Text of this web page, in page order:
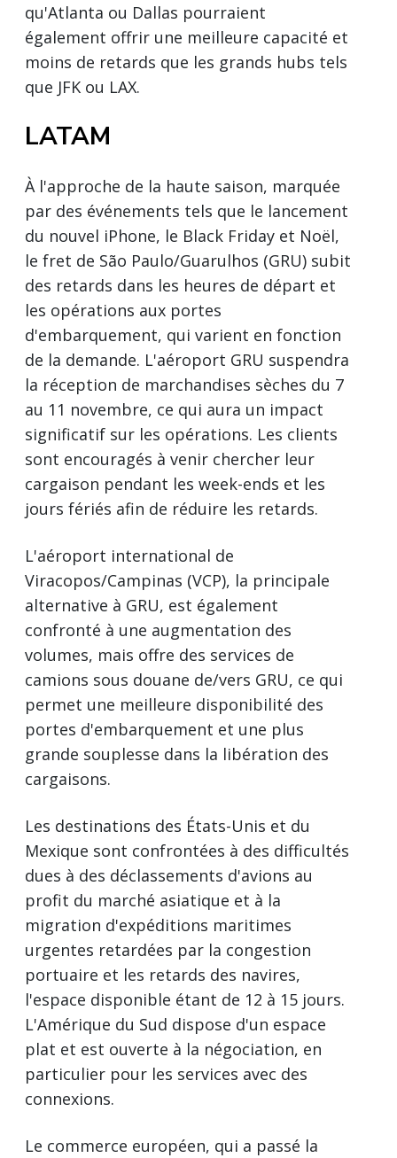
qu'Atlanta ou Dallas pourraient
également offrir une meilleure capacité et
moins de retards que les grands hubs tels
que JFK ou LAX.
LATAM
À l'approche de la haute saison, marquée
par des événements tels que le lancement
du nouvel iPhone, le Black Friday et Noël,
le fret de São Paulo/Guarulhos (GRU) subit
des retards dans les heures de départ et
les opérations aux portes
d'embarquement, qui varient en fonction
de la demande. L'aéroport GRU suspendra
la réception de marchandises sèches du 7
au 11 novembre, ce qui aura un impact
significatif sur les opérations. Les clients
sont encouragés à venir chercher leur
cargaison pendant les week-ends et les
jours fériés afin de réduire les retards.
L'aéroport international de
Viracopos/Campinas (VCP), la principale
alternative à GRU, est également
confronté à une augmentation des
volumes, mais offre des services de
camions sous douane de/vers GRU, ce qui
permet une meilleure disponibilité des
portes d'embarquement et une plus
grande souplesse dans la libération des
cargaisons.
Les destinations des États-Unis et du
Mexique sont confrontées à des difficultés
dues à des déclassements d'avions au
profit du marché asiatique et à la
migration d'expéditions maritimes
urgentes retardées par la congestion
portuaire et les retards des navires,
l'espace disponible étant de 12 à 15 jours.
L'Amérique du Sud dispose d'un espace
plat et est ouverte à la négociation, en
particulier pour les services avec des
connexions.
Le commerce européen, qui a passé la